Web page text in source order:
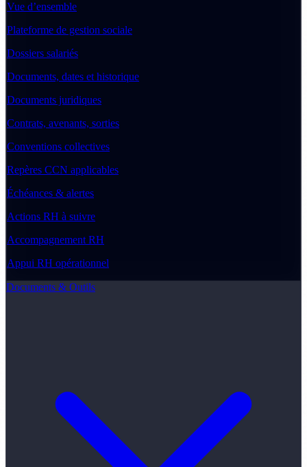
Vue d’ensemble
Plateforme de gestion sociale
Dossiers salariés
Documents, dates et historique
Documents juridiques
Contrats, avenants, sorties
Conventions collectives
Repères CCN applicables
Échéances & alertes
Actions RH à suivre
Accompagnement RH
Appui RH opérationnel
Documents & Outils